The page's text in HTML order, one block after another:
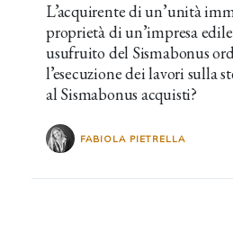
L’acquirente di un’unità
proprietà di un’impresa
usufruito del Sismabonus
l’esecuzione dei lavori sulla
al Sismabonus acquisti?
FABIOLA PIETRELLA